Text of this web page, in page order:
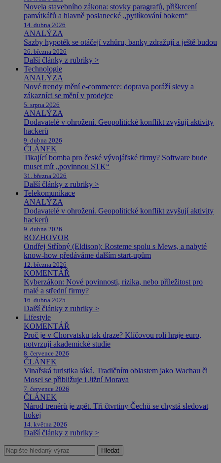
Novela stavebního zákona: stovky paragrafů, přiškrcení
památkářů a hlavně poslanecké „pytlíkování bokem“
14. dubna 2026
ANALÝZA
Sazby hypoték se otáčejí vzhůru, banky zdražují a ještě budou
26. března 2026
Další články z rubriky >
Technologie
ANALÝZA
Nové trendy mění e-commerce: doprava poráží slevy a
zákazníci se mění v prodejce
5. srpna 2026
ANALÝZA
Dodavatelé v ohrožení. Geopolitické konflikt zvyšují aktivity
hackerů
9. dubna 2026
ČLÁNEK
Tikající bomba pro české vývojářské firmy? Software bude
muset mít „povinnou STK“
31. března 2026
Další články z rubriky >
Telekomunikace
ANALÝZA
Dodavatelé v ohrožení. Geopolitické konflikt zvyšují aktivity
hackerů
9. dubna 2026
ROZHOVOR
Ondřej Stříbný (Eldison): Rosteme spolu s Mews, a nabyté
know-how předáváme dalším start-upům
12. března 2026
KOMENTÁŘ
Kyberzákon: Nové povinnosti, rizika, nebo příležitost pro
malé a střední firmy?
16. dubna 2025
Další články z rubriky >
Lifestyle
KOMENTÁŘ
Proč je v Chorvatsku tak draze? Klíčovou roli hraje euro,
potvrzují akademické studie
8. července 2026
ČLÁNEK
Vinařská turistika láká. Tradičním oblastem jako Wachau či
Mosel se přibližuje i Jižní Morava
7. července 2026
ČLÁNEK
Národ trenérů je zpět. Tři čtvrtiny Čechů se chystá sledovat
hokej
14. května 2026
Další články z rubriky >
Hledat